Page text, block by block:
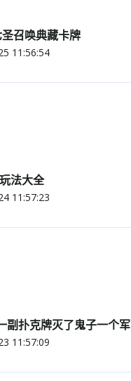
圣召唤典藏卡牌
11:56:54
法大全
11:57:23
副扑克牌灭了鬼子一个军
11:57:09